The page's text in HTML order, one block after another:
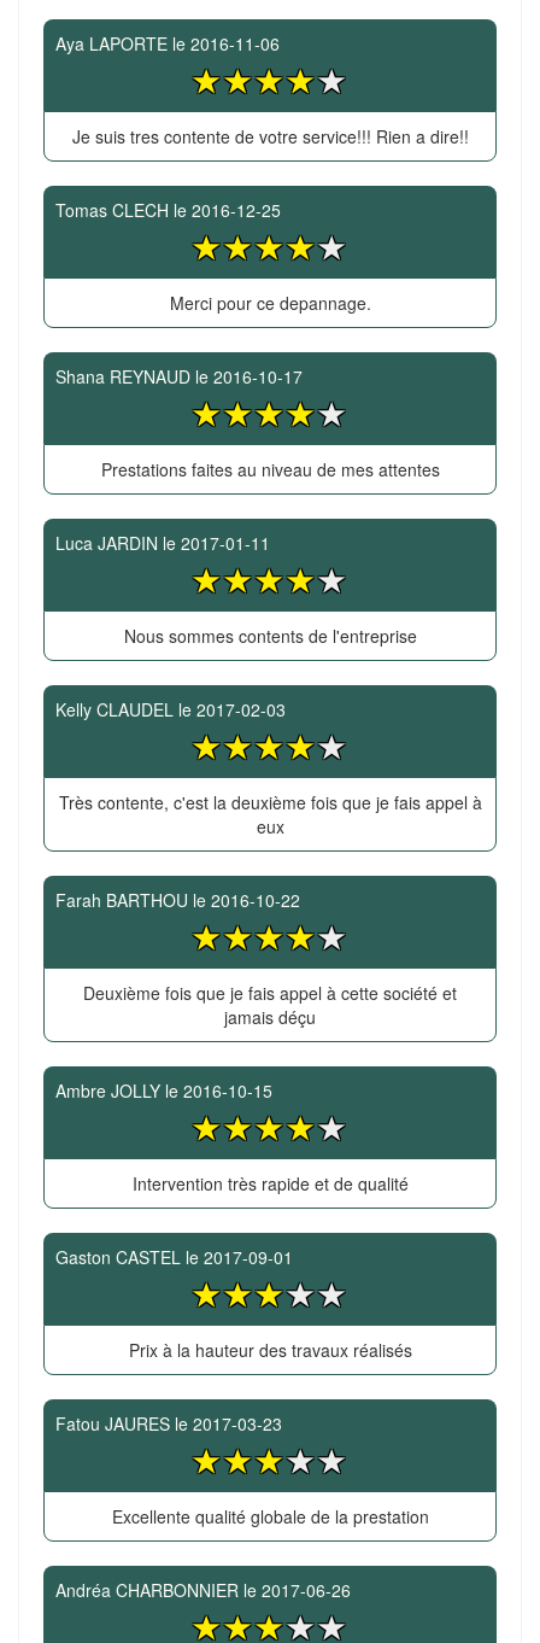
Aya LAPORTE le 2016-11-06
Je suis tres contente de votre service!!! Rien a dire!!
Tomas CLECH le 2016-12-25
Merci pour ce depannage.
Shana REYNAUD le 2016-10-17
Prestations faites au niveau de mes attentes
Luca JARDIN le 2017-01-11
Nous sommes contents de l'entreprise
Kelly CLAUDEL le 2017-02-03
Très contente, c'est la deuxième fois que je fais appel à
eux
Farah BARTHOU le 2016-10-22
Deuxième fois que je fais appel à cette société et
jamais déçu
Ambre JOLLY le 2016-10-15
Intervention très rapide et de qualité
Gaston CASTEL le 2017-09-01
Prix à la hauteur des travaux réalisés
Fatou JAURES le 2017-03-23
Excellente qualité globale de la prestation
Andréa CHARBONNIER le 2017-06-26